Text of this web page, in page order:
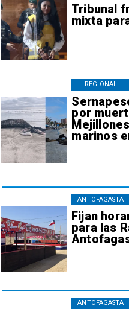
Tribunal
mixta
por
marinos
REGIONAL
Fijan
para las
ANTOFAGASTA
ANTOFAGASTA